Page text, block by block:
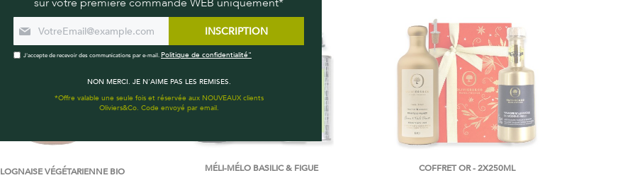
INSCRIPTION
J'accepte de recevoir des communications par e-mail. Politique de confidentialité"
NON MERCI. JE N'AIME PAS LES REMISES.
*Offre valable une seule fois et réservée aux NOUVEAUX clients
Oliviers&Co. Code envoyé par email.
VÉGÉTARIENNE BIO MÉLI-MÉLO BASILIC & FIGUE COFFRET OR - 2X250ML